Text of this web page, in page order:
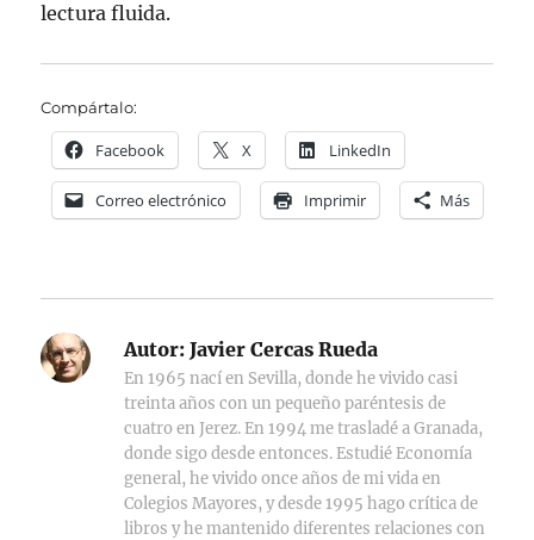
lectura fluida.
Compártalo:
Facebook X LinkedIn
Correo electrónico Imprimir Más
Autor: Javier Cercas Rueda
En 1965 nací en Sevilla, donde he vivido casi
treinta años con un pequeño paréntesis de
cuatro en Jerez. En 1994 me trasladé a Granada,
donde sigo desde entonces. Estudié Economía
general, he vivido once años de mi vida en
Colegios Mayores, y desde 1995 hago crítica de
libros y he mantenido diferentes relaciones con